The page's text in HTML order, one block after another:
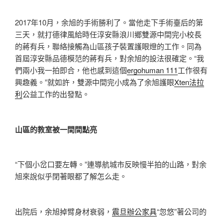
2017年10月，余旭的手術勝利了。當他走下手術臺后的第
三天，就打德律風給時任淳安縣浪川鄉雙源中間完小校長
的蔣有兵，聯絡接觸為山區孩子裝置護眼燈的工作。同為
首屆淳安縣品德模范的蔣有兵，對余旭的設法很確定。“我
們兩小我一拍即合，他也感到這個ergohuman 111工作很有
興趣義。”就如許，雙源中間完小成為了余旭護眼Xten法拉
利公益工作的出發點。
山區的教室被一間間點亮
“下個小岔口要左轉。”連導航城市反映慢半拍的山路，對余
旭來說似乎閉著眼都了解怎么走。
出院后，余旭掉臂身材衰弱， 震旦辦公家具“忽悠”著公司的